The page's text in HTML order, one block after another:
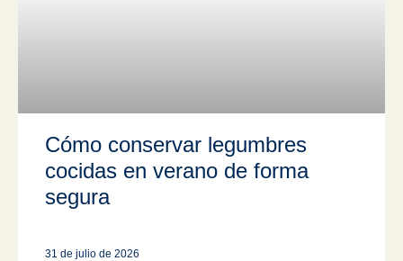
Cómo conservar legumbres
cocidas en verano de forma
segura
31 de julio de 2026